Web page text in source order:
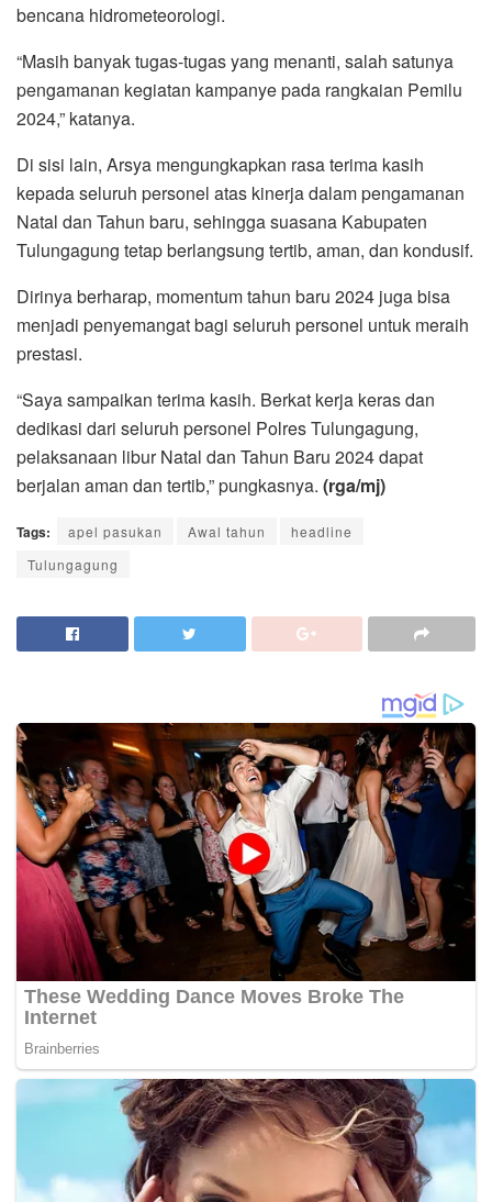
bencana hidrometeorologi.
“Masih banyak tugas-tugas yang menanti, salah satunya
pengamanan kegiatan kampanye pada rangkaian Pemilu
2024,” katanya.
Di sisi lain, Arsya mengungkapkan rasa terima kasih
kepada seluruh personel atas kinerja dalam pengamanan
Natal dan Tahun baru, sehingga suasana Kabupaten
Tulungagung tetap berlangsung tertib, aman, dan kondusif.
Dirinya berharap, momentum tahun baru 2024 juga bisa
menjadi penyemangat bagi seluruh personel untuk meraih
prestasi.
“Saya sampaikan terima kasih. Berkat kerja keras dan
dedikasi dari seluruh personel Polres Tulungagung,
pelaksanaan libur Natal dan Tahun Baru 2024 dapat
berjalan aman dan tertib,” pungkasnya. (rga/mj)
Tags: apel pasukan Awal tahun
headline
Tulungagung